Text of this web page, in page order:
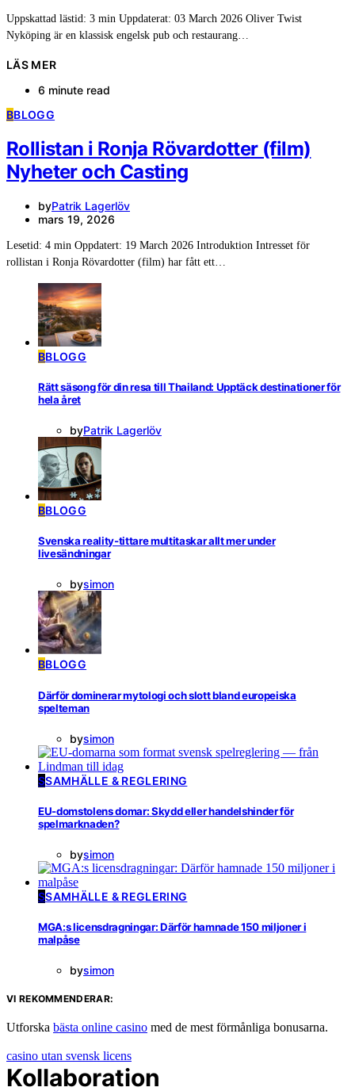
Uppskattad lästid: 3 min Uppdaterat: 03 March 2026 Oliver Twist
Nyköping är en klassisk engelsk pub och restaurang…
LÄS MER
6 minute read
BBLOGG
Rollistan i Ronja Rövardotter (film)
Nyheter och Casting
byPatrik Lagerlöv
mars 19, 2026
Lesetid: 4 min Oppdatert: 19 March 2026 Introduktion Intresset för
rollistan i Ronja Rövardotter (film) har fått ett…
BBLOGG
Rätt säsong för din resa till Thailand: Upptäck destinationer för
hela året
byPatrik Lagerlöv
BBLOGG
Svenska reality-tittare multitaskar allt mer under
livesändningar
bysimon
BBLOGG
Därför dominerar mytologi och slott bland europeiska
spelteman
bysimon
SSAMHÄLLE & REGLERING
EU-domstolens domar: Skydd eller handelshinder för
spelmarknaden?
bysimon
SSAMHÄLLE & REGLERING
MGA:s licensdragningar: Därför hamnade 150 miljoner i
malpåse
bysimon
VI REKOMMENDERAR:
Utforska bästa online casino med de mest förmånliga bonusarna.
casino utan svensk licens
Kollaboration